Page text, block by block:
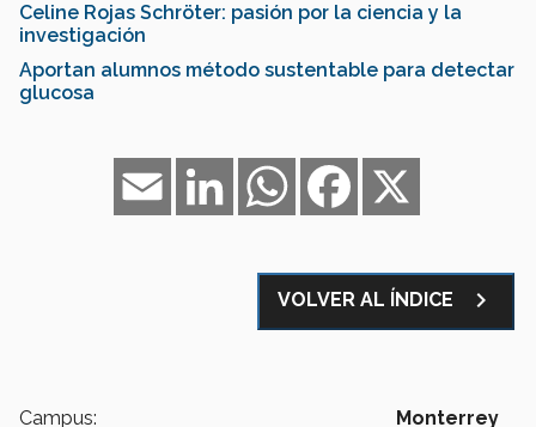
Celine Rojas Schröter: pasión por la ciencia y la
investigación
Aportan alumnos método sustentable para detectar
glucosa
Facebook
WhatsApp
LinkedIn
Email
VOLVER AL ÍNDICE navigate_next
Campus: Monterrey